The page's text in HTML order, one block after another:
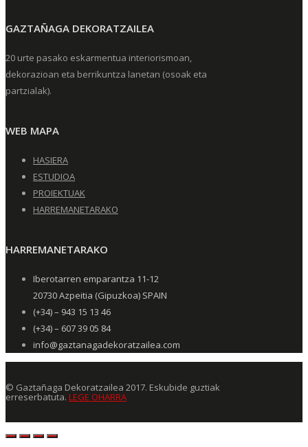
GAZTAÑAGA DEKORATZAILEA
20 urte pasako eskarmentua interiorismoan,
dekorazioan eta berrikuntza lanetan (osoak eta
partzialak).
WEB MAPA
HASIERA
ESTUDIOA
PROIEKTUAK
HARREMANETARAKO
HARREMANETARAKO
Iberotarren emparantza 11-12
20730 Azpeitia (Gipuzkoa) SPAIN
(+34) – 943 15 13 46
(+34) – 607 39 05 84
info@gaztanagadekoratzailea.com
© Gaztañaga Dekoratzailea 2017. Eskubide guztiak
erreserbatuta. LEGE OHARRA